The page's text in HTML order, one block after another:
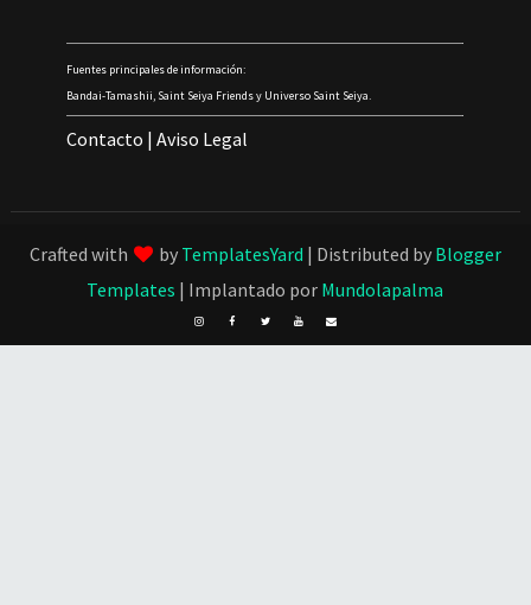
Fuentes principales de información:
Bandai-Tamashii, Saint Seiya Friends y Universo Saint Seiya.
Contacto |Aviso Legal
Crafted with by TemplatesYard | Distributed by Blogger
Templates | Implantado por Mundolapalma